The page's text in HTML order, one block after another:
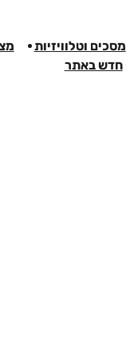
מסכים וטלוויזיות
חדש באתר